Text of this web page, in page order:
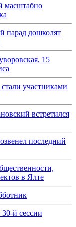
масштабно
парад дошколят
15
участниками
встретился
последний
в Ялте
й сессии